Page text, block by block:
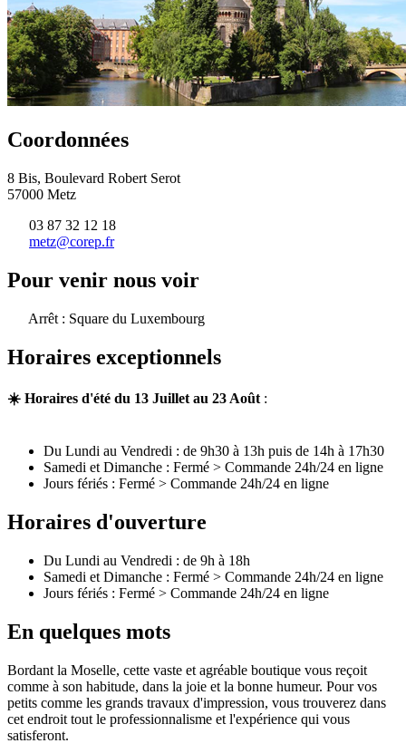
Coordonnées
8 Bis, Boulevard Robert Serot
57000 Metz
03 87 32 12 18
metz@corep.fr
Pour venir nous voir
Arrêt : Square du Luxembourg
Horaires exceptionnels
☀️ Horaires d'été du 13 Juillet au 23 Août :
Du Lundi au Vendredi : de 9h30 à 13h puis de 14h à 17h30
Samedi et Dimanche : Fermé > Commande 24h/24 en ligne
Jours fériés : Fermé > Commande 24h/24 en ligne
Horaires d'ouverture
Du Lundi au Vendredi : de 9h à 18h
Samedi et Dimanche : Fermé > Commande 24h/24 en ligne
Jours fériés : Fermé > Commande 24h/24 en ligne
En quelques mots
Bordant la Moselle, cette vaste et agréable boutique vous reçoit
comme à son habitude, dans la joie et la bonne humeur. Pour vos
petits comme les grands travaux d'impression, vous trouverez dans
cet endroit tout le professionnalisme et l'expérience qui vous
satisferont.